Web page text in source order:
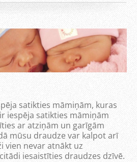
satikties māmiņām, kuras
iespēja satikties māmiņām
ar atziņām un garīgām
mūsu draudze var kalpot arī
vien nevar atnākt uz
iesaistīties draudzes dzīvē.